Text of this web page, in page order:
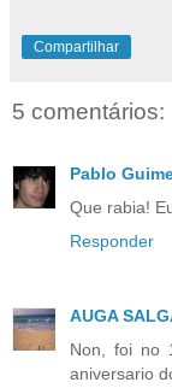
Compartilhar
5 comentários:
Pablo
Que rabia!
Responder
AUGA
Non, foi no
aniversario